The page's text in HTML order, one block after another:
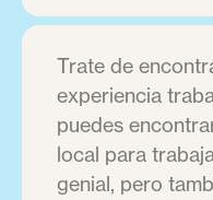
Trate de
experiencia
puedes
local para
genial, pero